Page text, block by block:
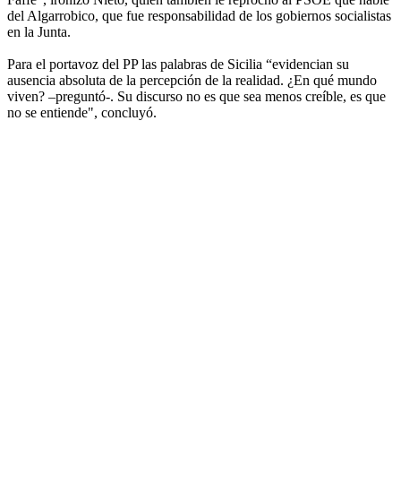
del Algarrobico, que fue responsabilidad de los gobiernos socialistas
en la Junta.
Para el portavoz del PP las palabras de Sicilia “evidencian su
ausencia absoluta de la percepción de la realidad. ¿En qué mundo
viven? –preguntó-. Su discurso no es que sea menos creíble, es que
no se entiende", concluyó.